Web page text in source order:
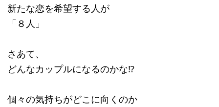
新たな恋を希望する人が
「８人」
さあて、
どんなカップルになるのかな⁉
個々の気持ちがどこに向くのか